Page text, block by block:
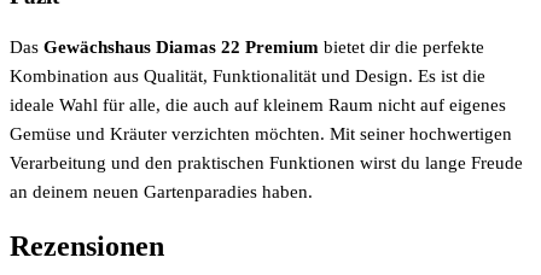
Das Gewächshaus Diamas 22 Premium bietet dir die perfekte
Kombination aus Qualität, Funktionalität und Design. Es ist die
ideale Wahl für alle, die auch auf kleinem Raum nicht auf eigenes
Gemüse und Kräuter verzichten möchten. Mit seiner hochwertigen
Verarbeitung und den praktischen Funktionen wirst du lange Freude
an deinem neuen Gartenparadies haben.
Rezensionen